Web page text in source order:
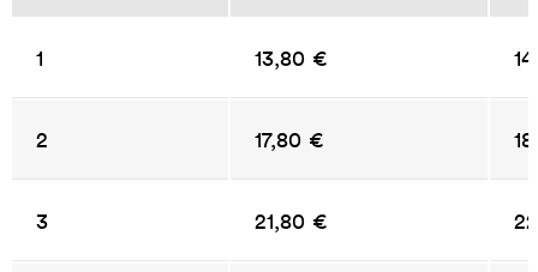
1 13,80 €
2 17,80 €
3 21,80 €